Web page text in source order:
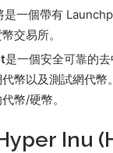
是一個帶有
交易所。
是一個安全可靠的
幣以及測試網代幣。
幣/硬幣。
Inu